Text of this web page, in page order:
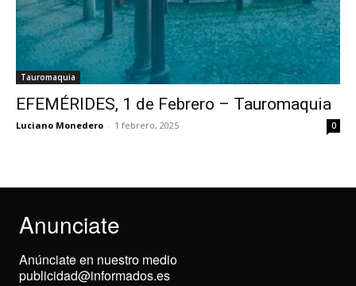
Tauromaquia
EFEMÉRIDES, 1 de Febrero – Tauromaquia
Luciano Monedero - 1 febrero, 2025 0
Anunciate
Anúnciate en nuestro medio
publicidad@informados.es